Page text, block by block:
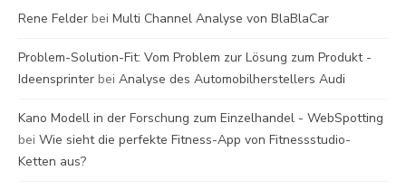
Rene Felder bei Multi Channel Analyse von BlaBlaCar
Problem-Solution-Fit: Vom Problem zur Lösung zum Produkt -
Ideensprinter bei Analyse des Automobilherstellers Audi
Kano Modell in der Forschung zum Einzelhandel - WebSpotting
bei Wie sieht die perfekte Fitness-App von Fitnessstudio-
Ketten aus?